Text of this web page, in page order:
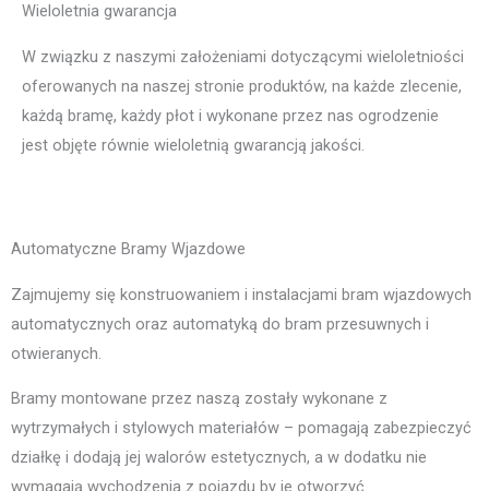
Wieloletnia gwarancja
W związku z naszymi założeniami dotyczącymi wieloletniości
oferowanych na naszej stronie produktów, na każde zlecenie,
każdą bramę, każdy płot i wykonane przez nas ogrodzenie
jest objęte równie wieloletnią gwarancją jakości.
Automatyczne Bramy Wjazdowe
Zajmujemy się konstruowaniem i instalacjami bram wjazdowych
automatycznych oraz automatyką do bram przesuwnych i
otwieranych.
Bramy montowane przez naszą zostały wykonane z
wytrzymałych i stylowych materiałów – pomagają zabezpieczyć
działkę i dodają jej walorów estetycznych, a w dodatku nie
wymagają wychodzenia z pojazdu by je otworzyć.